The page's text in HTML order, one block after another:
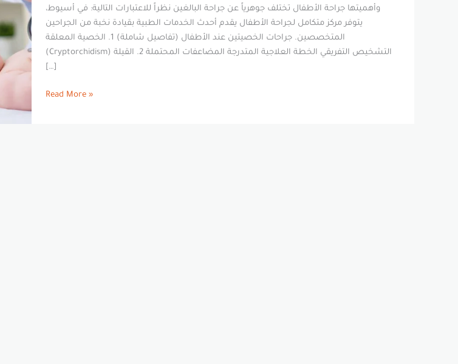
وأهميتها جراحة الأطفال تختلف جوهرياً عن جراحة البالغين نظراً للاعتبارات التالية: في أسيوط،
يتوفر مركز متكامل لجراحة الأطفال يقدم أحدث الخدمات الطبية بقيادة نخبة من الجراحين
المتخصصين. جراحات الخصيتين عند الأطفال (تفاصيل شاملة) 1. الخصية المعلقة
(Cryptorchidism) التشخيص التفريقي الخطة العلاجية المتدرجة المضاعفات المحتملة 2. القيلة
[…]
Read More »